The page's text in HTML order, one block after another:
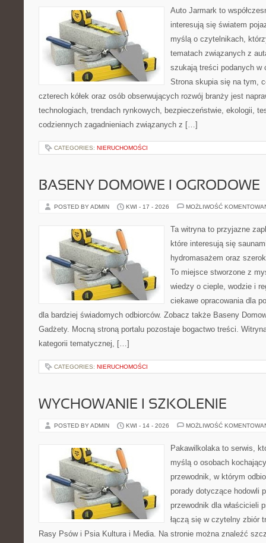
Auto Jarmark to
interesują się światem
myślą o czytelnikach,
tematach związanych z
szukają treści podanych
Strona skupia się na tym,
czterech kółek oraz osób obserwujących rozwój branży jest
technologiach, trendach rynkowych, bezpieczeństwie, ekologii,
codziennych zagadnieniach związanych z […]
CATEGORIES: NIERUCHOMOŚCI
BASENY DOMOWE I OGRODOWE
POSTED BY ADMIN KWI - 17 - 2026 MOŻLIWOŚĆ
Ta witryna to przyjazne
które interesują się
hydromasażem oraz
To miejsce stworzone z
wiedzy o cieple, wodzie i
ciekawe opracowania dla
dla bardziej świadomych odbiorców. Zobacz także Baseny
Gadżety. Mocną stroną portalu pozostaje bogactwo treści.
kategorii tematycznej, […]
CATEGORIES: NIERUCHOMOŚCI
WYCHOWANIE I SZKOLENIE
POSTED BY ADMIN KWI - 14 - 2026 MOŻLIWOŚĆ
Pakawilkolaka to serwis,
myślą o osobach
przewodnik, w którym
porady dotyczące hodowli
przewodnik dla właścicieli
łączą się w czytelny zbiór
Rasy Psów i Psia Kultura i Media. Na stronie można znaleźć